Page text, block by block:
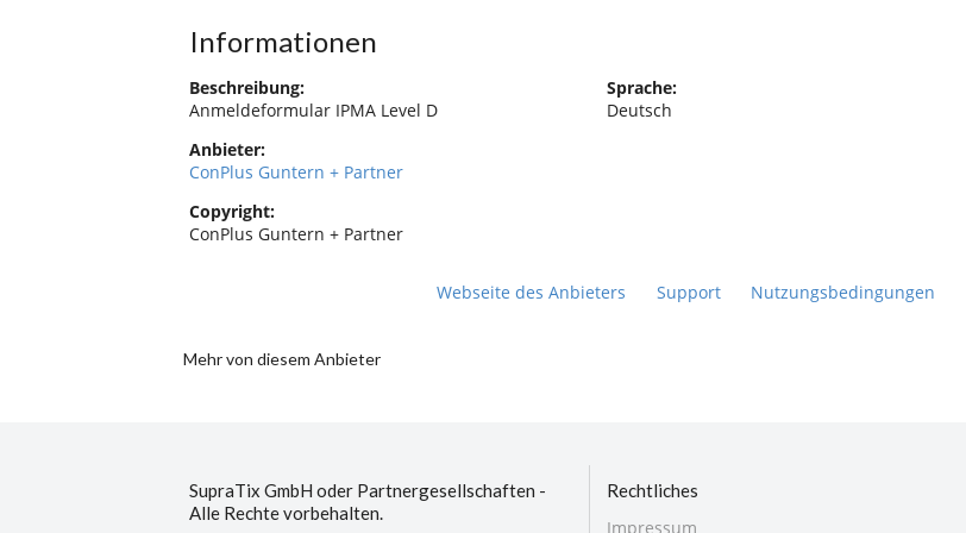
Informationen
Beschreibung:
Anmeldeformular IPMA Level D
Anbieter:
ConPlus Guntern + Partner
Copyright:
ConPlus Guntern + Partner
Sprache:
Deutsch
Webseite des Anbieters Support Nutzungsbedingungen
Mehr von diesem Anbieter
SupraTix GmbH oder Partnergesellschaften -
Alle Rechte vorbehalten.
Rechtliches
Impressum